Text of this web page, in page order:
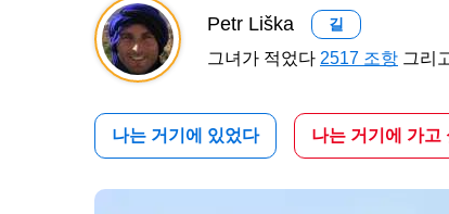
Petr Liška 길
그녀가 적었다 2517 조항 그리
나는 거기에 있었다 나는 거기에 가고